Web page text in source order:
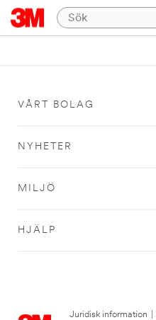
VÅRT BOLAG
NYHETER
MILJÖ
HJÄLP
Juridisk information